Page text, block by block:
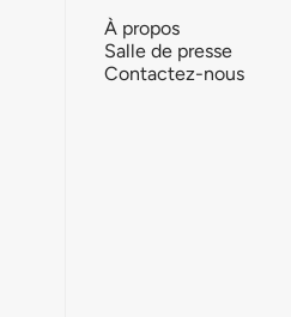
À propos
Salle de presse
Contactez-nous